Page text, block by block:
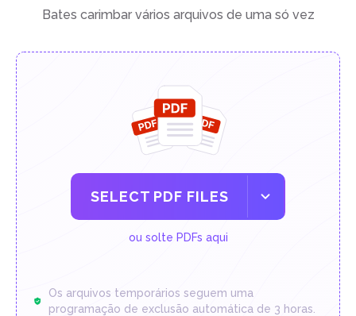
Bates carimbar vários arquivos de uma só vez
SELECT PDF FILES
ou solte PDFs aqui
Os arquivos temporários seguem uma
programação de exclusão automática de 3 horas.